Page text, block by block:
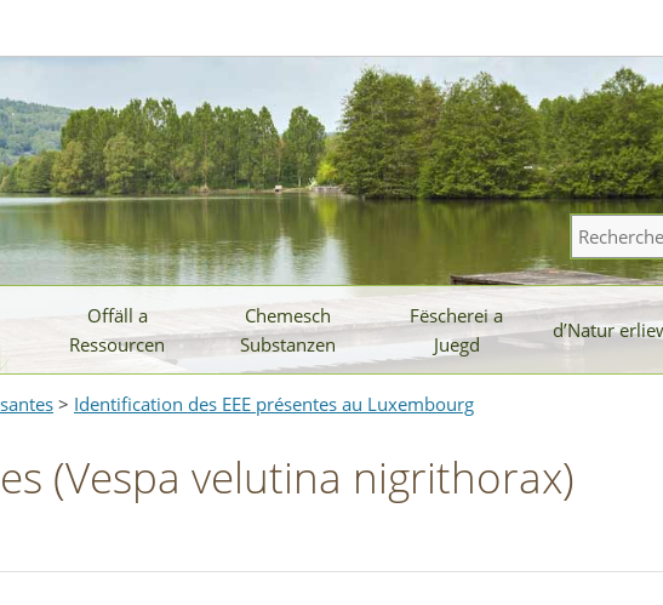
Offäll a
Ressourcen
Chemesch
Substanzen
Fëscherei a
Juegd
d’Natur
Rechercher
sur
le
site
> Identification des EEE présentes au Luxembourg
(Vespa velutina nigrithorax)